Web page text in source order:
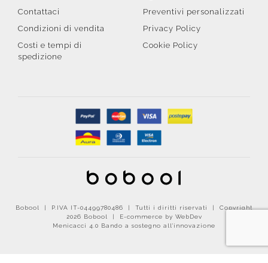
Contattaci
Condizioni di vendita
Costi e tempi di
spedizione
Preventivi personalizzati
Privacy Policy
Cookie Policy
Bobool | P.IVA IT-04499780486 | Tutti i diritti riservati | Copyright
2026 Bobool |
E-commerce by WebDev
Menicacci 4.0 Bando a sostegno all'innovazione